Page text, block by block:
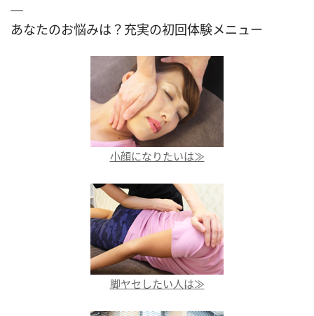
あなたのお悩みは？充実の初回体験メニュー
小顔になりたいは≫
脚ヤセしたい人は≫